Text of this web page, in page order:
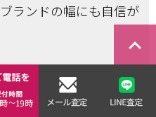
ランドの幅にも自信が
売れるお店はどこ？
keyboard_arrow_right